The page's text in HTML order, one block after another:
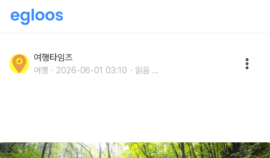
이 몰리고 있는 계곡 트레킹 코스
여행타임즈
여행 2026-06-01 03:10 읽음 ...